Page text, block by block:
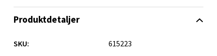
Produktdetaljer
SKU:
615223